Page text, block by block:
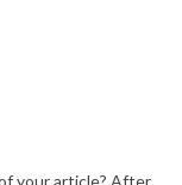
your article? After